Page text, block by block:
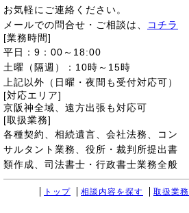
お気軽にご連絡ください。
メールでの問合せ・ご相談は、
コチラ
[業務時間]
平日：9：00～18:00
土曜（隔週）：10時～15時
上記以外（日曜・夜間も受付対応可）
[対応エリア]
京阪神全域、遠方出張も対応可
[取扱業務]
各種契約、相続遺言、会社法務、コン
サルタント業務、役所・裁判所提出書
類作成、司法書士・行政書士業務全般
トップ 相談内容を探す 取扱業務